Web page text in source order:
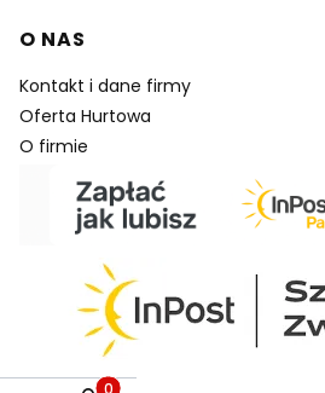
O NAS
Kontakt i dane firmy
Oferta Hurtowa
O firmie